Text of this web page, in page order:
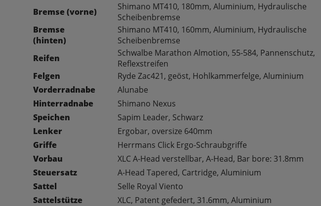
Bremse (vorne)
Shimano MT410, 180mm, Aluminium, Hydraulische
Scheibenbremse
Bremse
(hinten)
Shimano MT410, 160mm, Aluminium, Hydraulische
Scheibenbremse
Reifen
Schwalbe Marathon Almotion, 55-584, Pannenschutz,
Reflexstreifen
Felgen
Ryde Zac421, geöst, Hohlkammerfelge, Aluminium
Vorderradnabe
Alunabe
Hinterradnabe
Shimano Nexus
Speichen
Sapim Leader, Schwarz
Lenker
Ergobar, oversize 640mm
Griffe
Herrmans Click Ergo-Schraubgriffe
Vorbau
XLC A-Head verstellbar, A-Head, Bar bore: 31.8mm
Steuersatz
A-Head Tapered, Cartridge, Aluminium
Sattel
Selle Royal Viento
Sattelstütze
XLC, Patent gefedert, 31.6mm, Aluminium